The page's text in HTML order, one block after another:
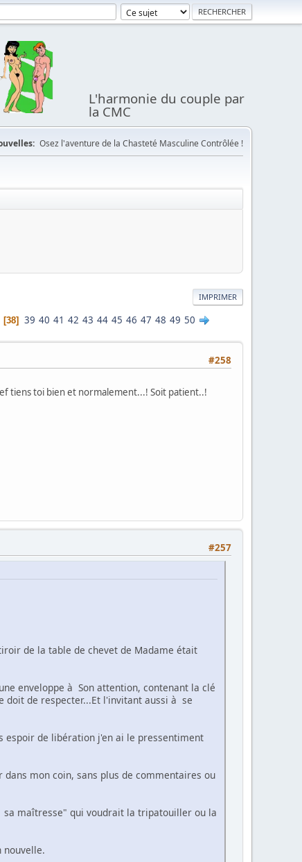
L'harmonie du couple par
la CMC
Osez l'aventure de la Chasteté Masculine Contrôlée !
IMPRIMER
38 39 40 41 42 43 44 45 46 47 48 49 50
#258
tiens toi bien et normalement...! Soit patient..!
#257
de la table de chevet de Madame était
enveloppe à Son attention, contenant la clé
doit de respecter...Et l'invitant aussi à se
espoir de libération j'en ai le pressentiment
mon coin, sans plus de commentaires ou
maîtresse" qui voudrait la tripatouiller ou la
nouvelle.